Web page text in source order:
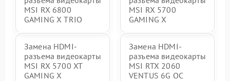
MSI RX 6800
GAMING X TRIO
MSI RX 5700
GAMING X
Замена HDMI-
разъема видеокарты
MSI RX 5700 XT
GAMING X
Замена HDMI-
разъема видеокарты
MSI RTX 2060
VENTUS 6G OC